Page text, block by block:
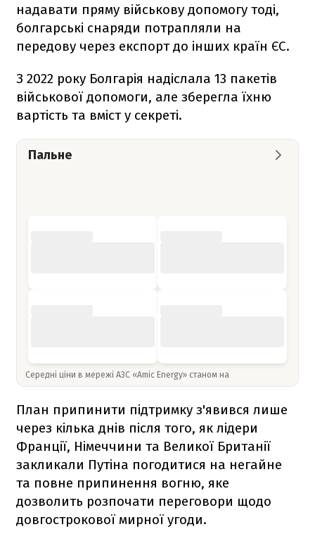
надавати пряму військову допомогу тоді,
болгарські снаряди потрапляли на
передову через експорт до інших країн ЄС.
З 2022 року Болгарія надіслала 13 пакетів
військової допомоги, але зберегла їхню
вартість та вміст у секреті.
Пальне
Середні ціни в мережі АЗС «Amic Energy» станом на
План припинити підтримку з'явився лише
через кілька днів після того, як лідери
Франції, Німеччини та Великої Британії
закликали Путіна погодитися на негайне
та повне припинення вогню, яке
дозволить розпочати переговори щодо
довгострокової мирної угоди.